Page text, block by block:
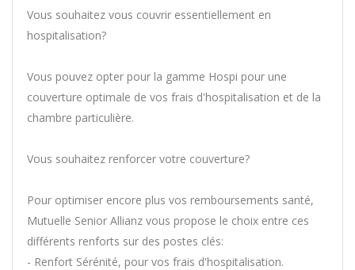
Vous souhaitez vous couvrir essentiellement en
hospitalisation?
Vous pouvez opter pour la gamme Hospi pour une
couverture optimale de vos frais d'hospitalisation et de la
chambre particulière.
Vous souhaitez renforcer votre couverture?
Pour optimiser encore plus vos remboursements santé,
Mutuelle Senior Allianz vous propose le choix entre ces
différents renforts sur des postes clés:
- Renfort Sérénité, pour vos frais d'hospitalisation.